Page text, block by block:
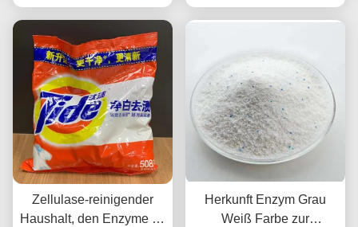
Zellulase-reinigender
Haushalt, den Enzyme für
Herkunft Enzym Grau
Weiß Farbe zur